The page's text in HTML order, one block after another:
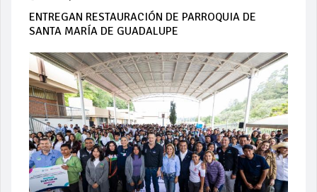
ENTREGAN RESTAURACIÓN DE PARROQUIA DE
SANTA MARÍA DE GUADALUPE